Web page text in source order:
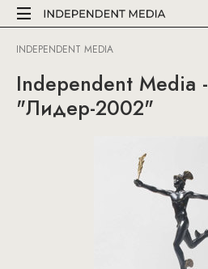
INDEPENDENT MEDIA
Independent Media -
"Лидер-2002"